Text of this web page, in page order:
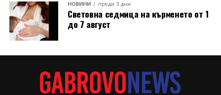
НОВИНИ преди 3 дни
Световна седмица на кърменето от 1
до 7 август